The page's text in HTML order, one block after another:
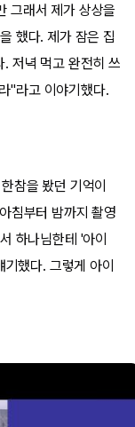
그래서 제가 상상을
했다. 제가 잠은 집
저녁 먹고 완전히 쓰
"라고 이야기했다.
참을 봤던 기억이
침부터 밤까지 촬영
하나님한테 '아이
했다. 그렇게 아이